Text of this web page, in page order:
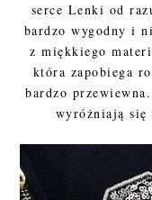
serce Lenki od
bardzo wygodny i
z miękkiego
która zapobiega
bardzo
wyróżniają